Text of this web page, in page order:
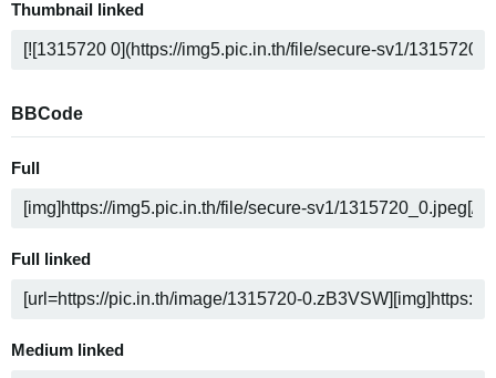
Thumbnail linked
BBCode
Full
Full linked
Medium linked